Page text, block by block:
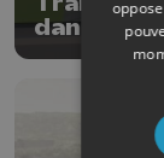
dans les